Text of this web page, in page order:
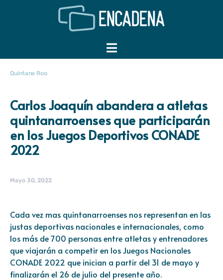
Quintana Roo
Carlos Joaquín abandera a atletas
quintanarroenses que participarán
en los Juegos Deportivos CONADE
2022
Mayo 30, 2022
Cada vez mas quintanarroenses nos representan en las
justas deportivas nacionales e internacionales, como
los más de 700 personas entre atletas y entrenadores
que viajarán a competir en los Juegos Nacionales
CONADE 2022 que inician a partir del 31 de mayo y
finalizarán el 26 de julio del presente año.